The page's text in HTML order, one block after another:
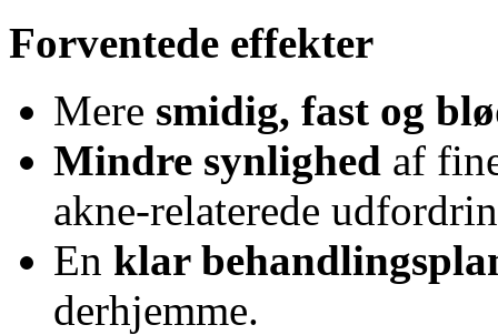
Forventede effekter
Mere smidig, fast og
Mindre synlighed af
akne-relaterede
En klar
derhjemme.